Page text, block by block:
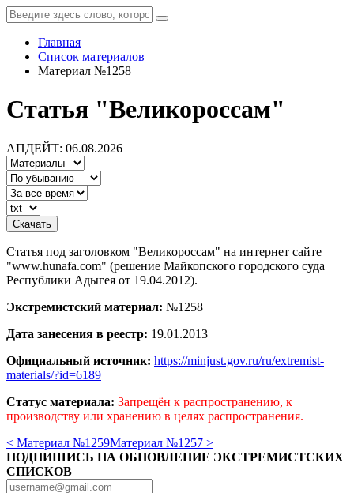
Главная
Список материалов
Материал №1258
Статья "Великороссам"
АПДЕЙТ: 06.08.2026
Статья под заголовком "Великороссам" на интернет сайте
"www.hunafa.com" (решение Майкопского городского суда
Республики Адыгея от 19.04.2012).
Экстремистский материал: №1258
Дата занесения в реестр: 19.01.2013
Официальный источник: https://minjust.gov.ru/ru/extremist-
materials/?id=6189
Статус материала: Запрещён к распространению, к
производству или хранению в целях распространения.
< Материал №1259Материал №1257 >
ПОДПИШИСЬ НА ОБНОВЛЕНИЕ ЭКСТРЕМИСТСКИХ
СПИСКОВ